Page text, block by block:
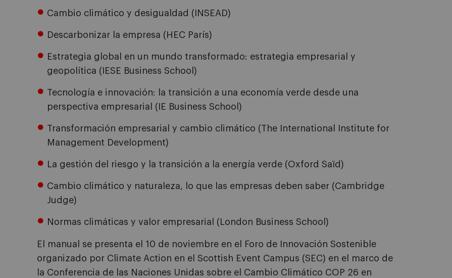
Cambio climático y desigualdad (INSEAD)
Descarbonizar la empresa (HEC París)
Estrategia global en un mundo transformado: estrategia empresarial y
geopolítica (IESE Business School)
Tecnología e innovación: la transición a una economía verde desde una
perspectiva empresarial (IE Business School)
Transformación empresarial y cambio climático (The International Institute for
Management Development)
La gestión del riesgo y la transición a la energía verde (Oxford Saïd)
Cambio climático y naturaleza, lo que las empresas deben saber (Cambridge
Judge)
Normas climáticas y valor empresarial (London Business School)
El manual se presenta el 10 de noviembre en el Foro de Innovación Sostenible
organizado por Climate Action en el Scottish Event Campus (SEC) en el marco de
la Conferencia de las Naciones Unidas sobre el Cambio Climático COP 26 en